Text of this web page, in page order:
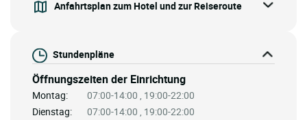
Anfahrtsplan zum Hotel und zur Reiseroute
Stundenpläne
Öffnungszeiten der Einrichtung
Montag:
07:00-14:00 , 19:00-22:00
Dienstag:
07:00-14:00 , 19:00-22:00